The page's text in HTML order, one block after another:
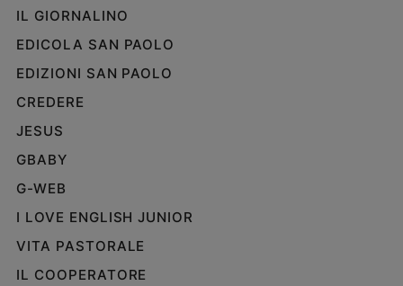
IL GIORNALINO
EDICOLA SAN PAOLO
EDIZIONI SAN PAOLO
CREDERE
JESUS
GBABY
G-WEB
I LOVE ENGLISH JUNIOR
VITA PASTORALE
IL COOPERATORE